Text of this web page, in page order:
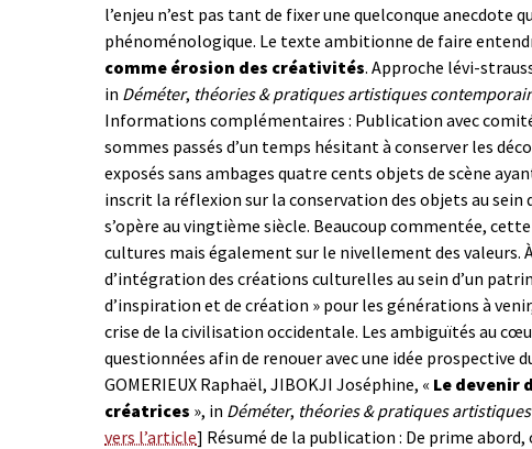
l’enjeu n’est pas tant de fixer une quelconque anecdote
phénoménologique. Le texte ambitionne de faire
comme érosion des créativités. Approche lévi-
in Déméter, théories & pratiques artistiques
Informations complémentaires : Publication avec
sommes passés d’un temps hésitant à conserver les
exposés sans ambages quatre cents objets de scène
inscrit la réflexion sur la conservation des objets au
s’opère au vingtième siècle. Beaucoup commentée,
cultures mais également sur le nivellement des valeurs.
d’intégration des créations culturelles au sein d’un
d’inspiration et de création » pour les générations à
crise de la civilisation occidentale. Les ambiguïtés au
questionnées afin de renouer avec une idée prospective
GOMERIEUX Raphaël, JIBOKJI Joséphine, « Le devenir
créatrices », in Déméter, théories & pratiques
vers l’article] Résumé de la publication : De prime